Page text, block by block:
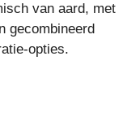
van aard, met
gecombineerd
opties.